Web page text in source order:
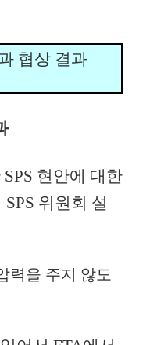
협상 결과
현안에 대한
SPS 위원회 설
력을 주지 않도